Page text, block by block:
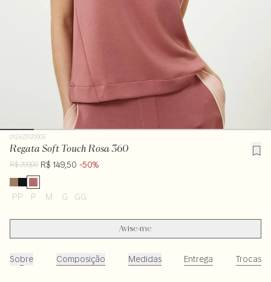
012423120005
Regata Soft Touch Rosa 360
R$ 299,00 R$ 149,50 -50%
PP P M G GG
Avise-me
Sobre Composição Medidas Entrega Trocas